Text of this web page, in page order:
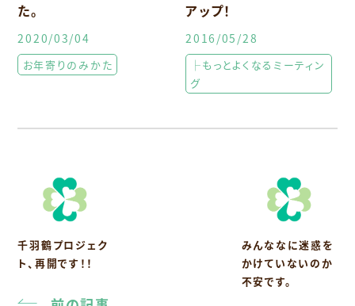
た。
2020/03/04
お年寄りのみかた
アップ！
2016/05/28
├もっとよくなるミーティン
グ
千羽鶴プロジェク
ト、再開です！！
みんななに迷惑を
かけていないのか
不安です。